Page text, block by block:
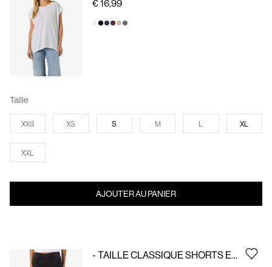
€ 16,99
Taille
XXS XS S M L XL
XXL
AJOUTER AU PANIER
- TAILLE CLASSIQUE SHORTS EN JEAN